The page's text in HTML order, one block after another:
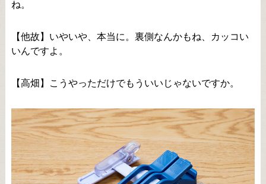
ね。
【他故】いやいや、本当に。裏側なんかもね、カッコい
いんですよ。
【高畑】こうやっただけでもういいじゃないですか。